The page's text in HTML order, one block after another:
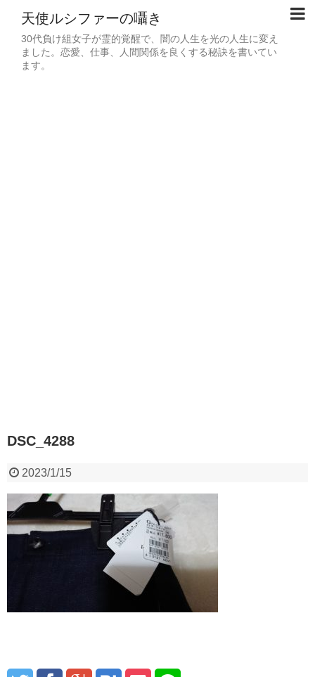
天使ルシファーの囁き
30代負け組女子が霊的覚醒で、闇の人生を光の人生に変え
ました。恋愛、仕事、人間関係を良くする秘訣を書いてい
ます。
DSC_4288
2023/1/15